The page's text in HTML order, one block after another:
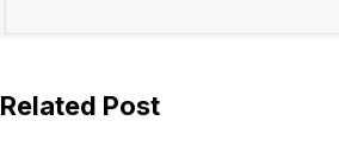
Related Post